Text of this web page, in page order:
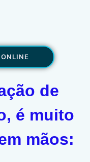
de
é muito
mãos: